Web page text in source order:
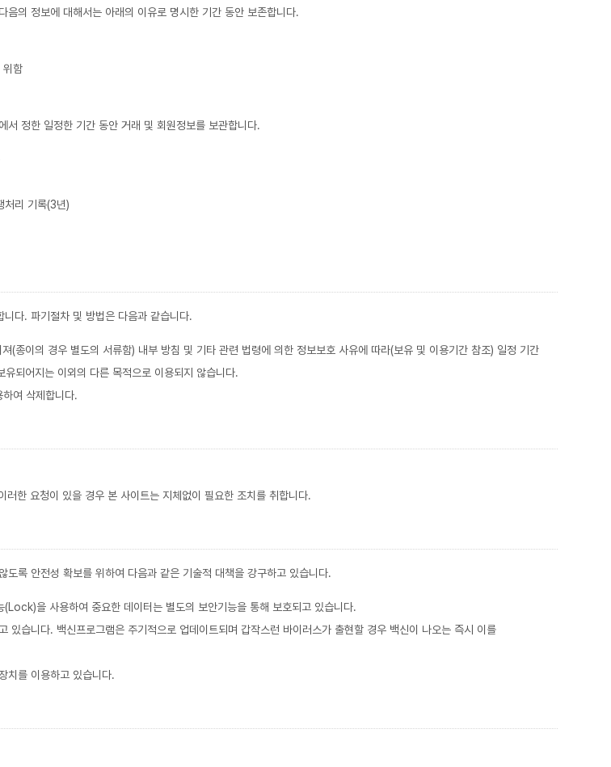
의 정보에 대해서는 아래의 이유로 명시한 기간 동안 보존합니다.
위함
서 정한 일정한 기간 동안 거래 및 회원정보를 보관합니다.
처리 기록(3년)
다. 파기절차 및 방법은 다음과 같습니다.
종이의 경우 별도의 서류함) 내부 방침 및 기타 관련 법령에 의한 정보보호 사유에 따라(보유 및 이용기간 참조) 일정 기간
되어지는 이외의 다른 목적으로 이용되지 않습니다.
여 삭제합니다.
한 요청이 있을 경우 본 사이트는 지체없이 필요한 조치를 취합니다.
록 안전성 확보를 위하여 다음과 같은 기술적 대책을 강구하고 있습니다.
을 사용하여 중요한 데이터는 별도의 보안기능을 통해 보호되고 있습니다.
습니다. 백신프로그램은 주기적으로 업데이트되며 갑작스런 바이러스가 출현할 경우 백신이 나오는 즉시 이를
치를 이용하고 있습니다.